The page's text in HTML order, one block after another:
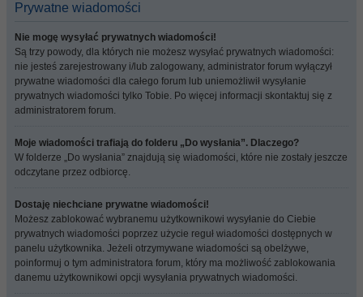
Prywatne wiadomości
Nie mogę wysyłać prywatnych wiadomości!
Są trzy powody, dla których nie możesz wysyłać prywatnych wiadomości:
nie jesteś zarejestrowany i/lub zalogowany, administrator forum wyłączył
prywatne wiadomości dla całego forum lub uniemożliwił wysyłanie
prywatnych wiadomości tylko Tobie. Po więcej informacji skontaktuj się z
administratorem forum.
Moje wiadomości trafiają do folderu „Do wysłania”. Dlaczego?
W folderze „Do wysłania” znajdują się wiadomości, które nie zostały jeszcze
odczytane przez odbiorcę.
Dostaję niechciane prywatne wiadomości!
Możesz zablokować wybranemu użytkownikowi wysyłanie do Ciebie
prywatnych wiadomości poprzez użycie reguł wiadomości dostępnych w
panelu użytkownika. Jeżeli otrzymywane wiadomości są obelżywe,
poinformuj o tym administratora forum, który ma możliwość zablokowania
danemu użytkownikowi opcji wysyłania prywatnych wiadomości.